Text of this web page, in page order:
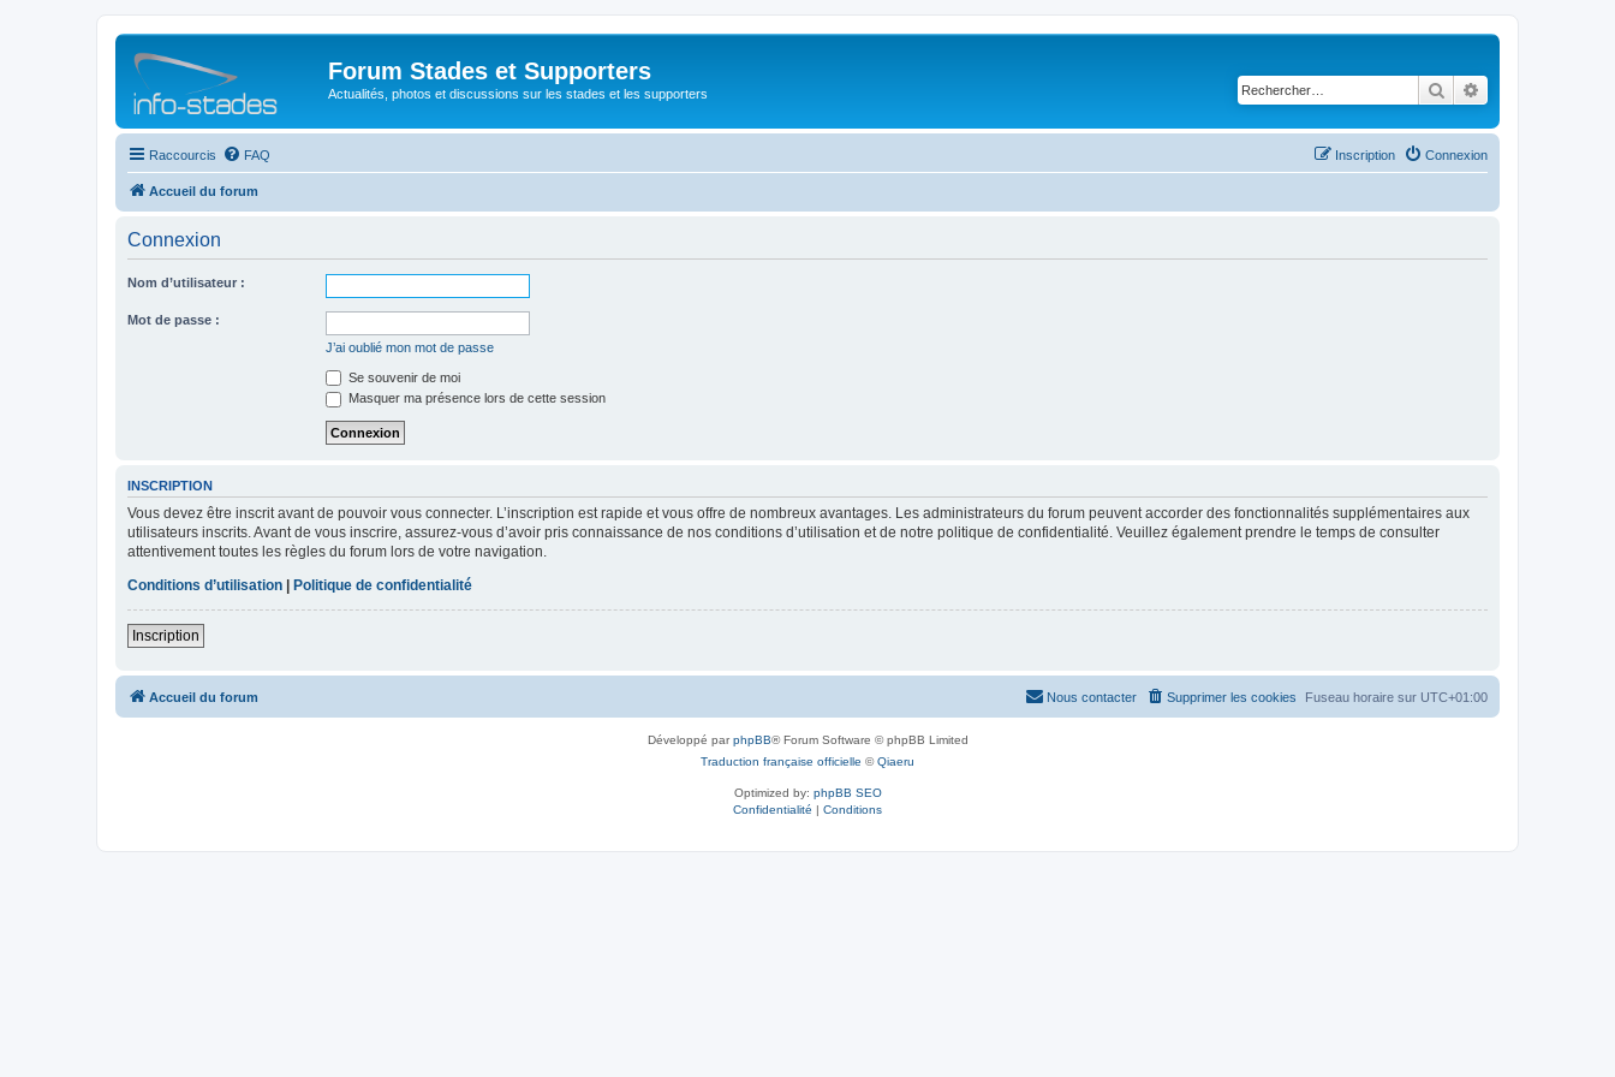
Forum Stades et Supporters
Actualités, photos et discussions sur les stades et les supporters Rechercher
Raccourcis FAQ Connexion
Inscription
Accueil du forum
Connexion
Nom d’utilisateur :
Mot de passe :
J’ai oublié mon mot de passe
Se souvenir de moi
Masquer ma présence lors de cette session
INSCRIPTION
Vous devez être inscrit avant de pouvoir vous connecter. L’inscription est rapide et vous offre de nombreux avantages. Les administrateurs du forum peuvent accorder des fonctionnalités supplémentaires aux
utilisateurs inscrits. Avant de vous inscrire, assurez-vous d’avoir pris connaissance de nos conditions d’utilisation et de notre politique de confidentialité. Veuillez également prendre le temps de consulter
attentivement toutes les règles du forum lors de votre navigation.
Conditions d’utilisation
Politique de confidentialité
Inscription
Accueil du forum Fuseau horaire sur UTC+01:00
Supprimer les cookies
Nous contacter
Développé parphpBB® Forum Software © phpBB Limited
Traduction française officielle ©Qiaeru
Optimized by: phpBB SEO
Confidentialité | Conditions